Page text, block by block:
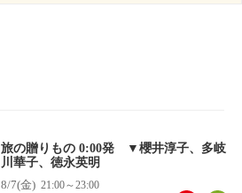
旅の贈りもの 0:00発 ▼櫻井淳子、多岐
川華子、徳永英明
8/7(金) 21:00～23:00